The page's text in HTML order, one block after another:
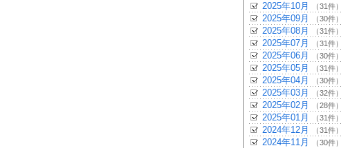
2025年10月 （31件）
2025年09月 （30件）
2025年08月 （31件）
2025年07月 （31件）
2025年06月 （30件）
2025年05月 （31件）
2025年04月 （30件）
2025年03月 （32件）
2025年02月 （28件）
2025年01月 （31件）
2024年12月 （31件）
2024年11月 （30件）